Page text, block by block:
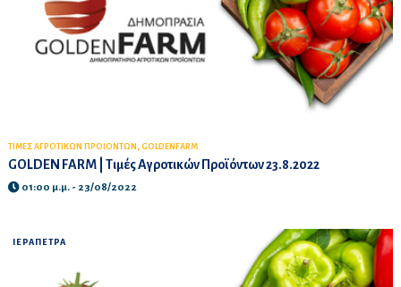
ΤΙΜΕΣ ΑΓΡΟΤΙΚΩΝ ΠΡΟΙΟΝΤΩΝ , GOLDENFARM
GOLDEN FARM | Τιμές Αγροτικών Προϊόντων 23.8.2022
01:00 μ.μ. - 23/08/2022
ΙΕΡΑΠΕΤΡΑ